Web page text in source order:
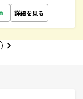
詳細を見る